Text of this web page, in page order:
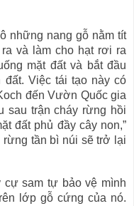
những nang gỗ nằm tít
và làm cho hạt rơi ra
mặt đất và bắt đầu
đất. Việc tái tạo này có
đến Vườn Quốc gia
sau trận cháy rừng hồi
đất phủ đầy cây non,”
rừng tần bì núi sẽ trở lại
cự sam tự bảo vệ mình
lớp gỗ cứng của nó.